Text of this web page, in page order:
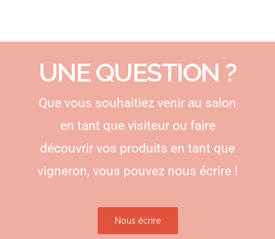
UNE QUESTION ?
Que vous souhaitiez venir au salon
en tant que visiteur ou faire
découvrir vos produits en tant que
vigneron, vous pouvez nous écrire !
Nous écrire